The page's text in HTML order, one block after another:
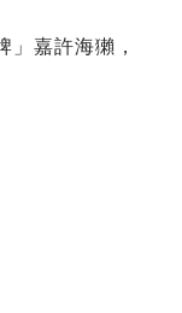
嘉許海獺，